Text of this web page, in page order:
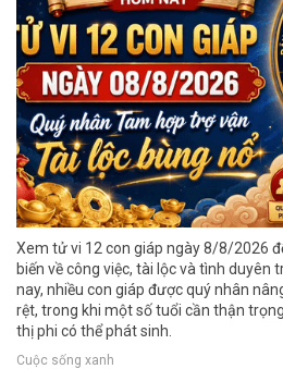
Xem tử vi 12 con giáp ngày 8/8/2026
biến về công việc, tài lộc và tình duyên
nay, nhiều con giáp được quý nhân
rệt, trong khi một số tuổi cần thận
thị phi có thể phát sinh.
Cuộc sống xanh